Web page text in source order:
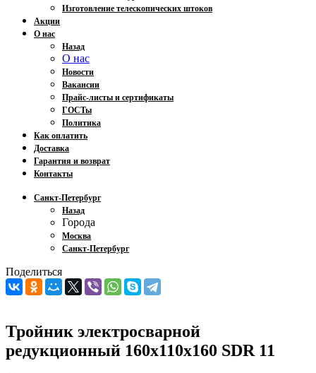
Изготовление телескопических штоков
Акции
О нас
Назад
О нас
Новости
Вакансии
Прайс-листы и сертификаты
ГОСТы
Политика
Как оплатить
Доставка
Гарантия и возврат
Контакты
Санкт-Петербург
Назад
Города
Москва
Санкт-Петербург
Поделиться
Тройник электросварной
редукционный 160х110х160 SDR 11